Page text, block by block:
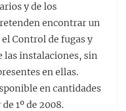
y de los
encontrar un
Control de fugas y
las instalaciones, sin
en ellas.
en cantidades
1º de 2008.